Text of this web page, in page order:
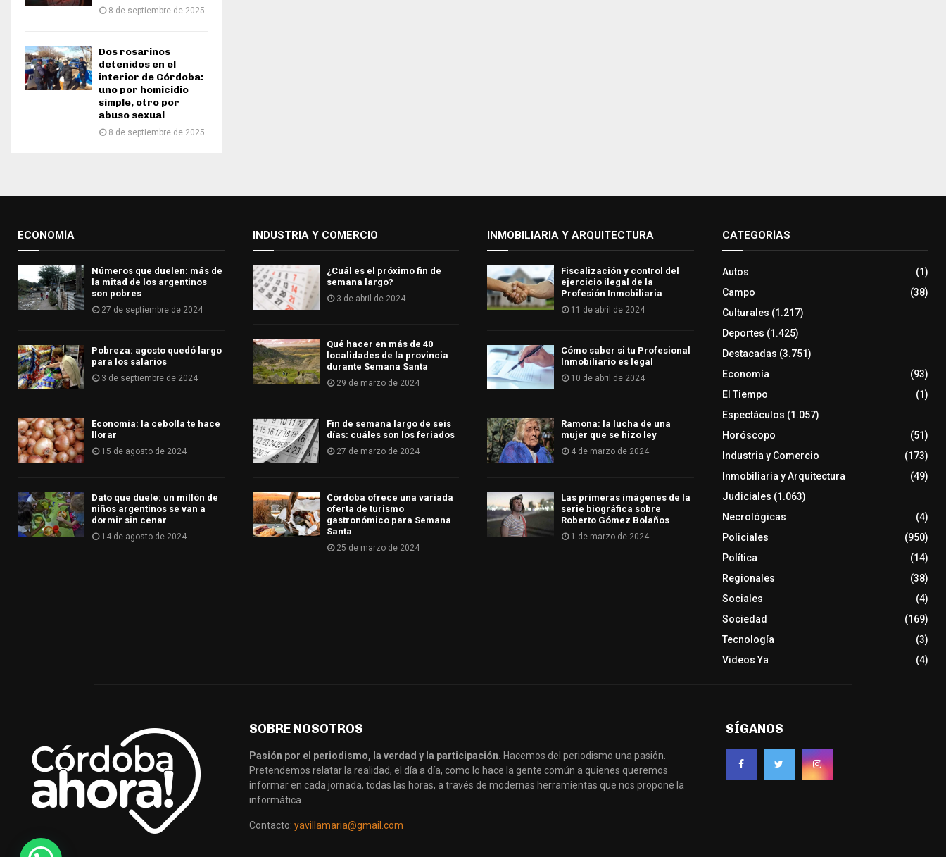
8 de septiembre de 2025
Dos rosarinos
detenidos en el
interior de Córdoba:
uno por homicidio
simple, otro por
abuso sexual
8 de septiembre de 2025
ECONOMÍA
Números que duelen: más de
la mitad de los argentinos
son pobres
27 de septiembre de 2024
Pobreza: agosto quedó largo
para los salarios
3 de septiembre de 2024
Economía: la cebolla te hace
llorar
15 de agosto de 2024
Dato que duele: un millón de
niños argentinos se van a
dormir sin cenar
14 de agosto de 2024
INDUSTRIA Y COMERCIO
¿Cuál es el próximo fin de
semana largo?
3 de abril de 2024
Qué hacer en más de 40
localidades de la provincia
durante Semana Santa
29 de marzo de 2024
Fin de semana largo de seis
días: cuáles son los feriados
27 de marzo de 2024
Córdoba ofrece una variada
oferta de turismo
gastronómico para Semana
Santa
25 de marzo de 2024
INMOBILIARIA Y ARQUITECTURA
Fiscalización y control del
ejercicio ilegal de la
Profesión Inmobiliaria
11 de abril de 2024
Cómo saber si tu Profesional
Inmobiliario es legal
10 de abril de 2024
Ramona: la lucha de una
mujer que se hizo ley
4 de marzo de 2024
Las primeras imágenes de la
serie biográfica sobre
Roberto Gómez Bolaños
1 de marzo de 2024
CATEGORÍAS
Autos
(1)
Campo
(38)
Culturales (1.217)
Deportes (1.425)
Destacadas (3.751)
Economía
(93)
El Tiempo
(1)
Espectáculos (1.057)
Horóscopo
(51)
Industria y Comercio
(173)
Inmobiliaria y Arquitectura
(49)
Judiciales (1.063)
Necrológicas
(4)
Policiales
(950)
Política
(14)
Regionales
(38)
Sociales
(4)
Sociedad
(169)
Tecnología
(3)
Videos Ya
(4)
SOBRE NOSOTROS
Pasión por el periodismo, la verdad y la participación. Hacemos del periodismo una pasión.
Pretendemos relatar la realidad, el día a día, como lo hace la gente común a quienes queremos
informar en cada jornada, todas las horas, a través de modernas herramientas que nos propone la
informática.
Contacto: yavillamaria@gmail.com
SÍGANOS